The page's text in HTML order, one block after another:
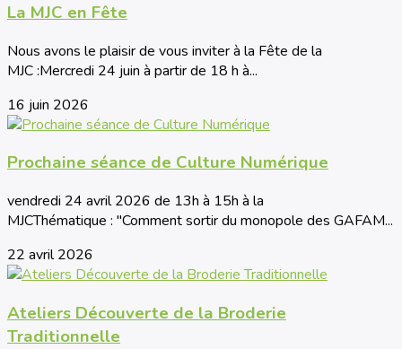
La MJC en Fête
Nous avons le plaisir de vous inviter à la Fête de la
MJC :Mercredi 24 juin à partir de 18 h à...
16 juin 2026
Prochaine séance de Culture Numérique
vendredi 24 avril 2026 de 13h à 15h à la
MJCThématique : "Comment sortir du monopole des GAFAM...
22 avril 2026
Ateliers Découverte de la Broderie
Traditionnelle